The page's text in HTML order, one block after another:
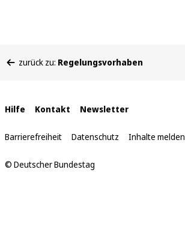
befinden
zurück zu: Regelungsvorhaben
Interne
Links
Hilfe Kontakt Newsletter
Barrierefreiheit Datenschutz Inhalte melden
© Deutscher Bundestag